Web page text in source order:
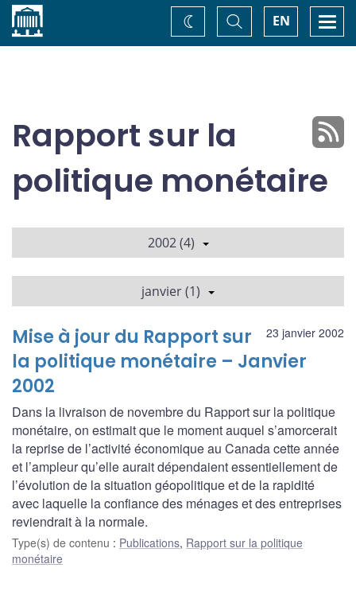
Accueil EN
Basculer
la
recherche
Changez
de
Rapport sur la
politique monétaire
2002 (4)
janvier (1)
23 janvier 2002
Mise à jour du Rapport sur
la politique monétaire – Janvier
2002
Dans la livraison de novembre du Rapport sur la politique
monétaire, on estimait que le moment auquel s’amorcerait
la reprise de l’activité économique au Canada cette année
et l’ampleur qu’elle aurait dépendaient essentiellement de
l’évolution de la situation géopolitique et de la rapidité
avec laquelle la confiance des ménages et des entreprises
reviendrait à la normale.
Type(s) de contenu : Publications, Rapport sur la politique
monétaire